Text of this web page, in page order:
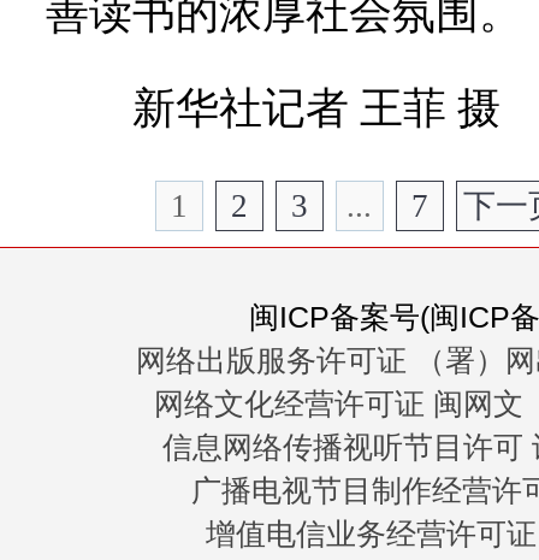
善读书的浓厚社会氛围。
新华社记者 王菲 摄
1 2 3 ... 7 下一
闽ICP备案号(闽ICP
网络出版服务许可证 （署）
网络文化经营许可证 闽网文
信息网络传播视听节目许可
广播电视节目制作经营许
增值电信业务经营许可